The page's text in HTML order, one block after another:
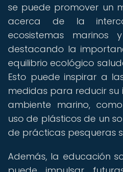
se puede promover un
acerca de la
ecosistemas marinos
destacando la
equilibrio ecológico
Esto puede inspirar a
medidas para reducir
ambiente marino,
uso de plásticos de un
de prácticas pesqueras
Además, la educación